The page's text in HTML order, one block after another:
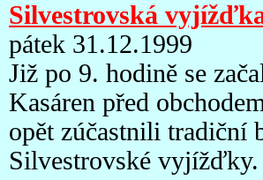
Silvestrovská
pátek 31.12.1999
Již po 9. hodině se
Kasáren před
opět zúčastnili tradiční
Silvestrovské vyjížďky.